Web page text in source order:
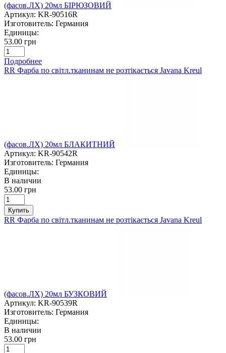
(фасов.ЛХ) 20мл БІРЮЗОВИЙ
Артикул: KR-90516R
Изготовитель: Германия
Единицы:
53.00 грн
Подробнее
RR Фарба по світл.тканинам не розтікається Javana Kreul
(фасов.ЛХ) 20мл БЛАКИТНИЙ
Артикул: KR-90542R
Изготовитель: Германия
Единицы:
В наличии
53.00 грн
Купить
RR Фарба по світл.тканинам не розтікається Javana Kreul
(фасов.ЛХ) 20мл БУЗКОВИЙ
Артикул: KR-90539R
Изготовитель: Германия
Единицы:
В наличии
53.00 грн